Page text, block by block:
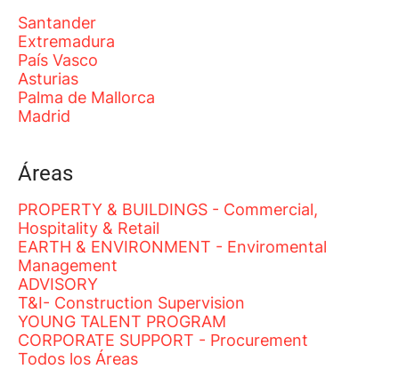
Santander
Extremadura
País Vasco
Asturias
Palma de Mallorca
Madrid
Áreas
PROPERTY & BUILDINGS - Commercial,
Hospitality & Retail
EARTH & ENVIRONMENT - Enviromental
Management
ADVISORY
T&I- Construction Supervision
YOUNG TALENT PROGRAM
CORPORATE SUPPORT - Procurement
Todos los Áreas